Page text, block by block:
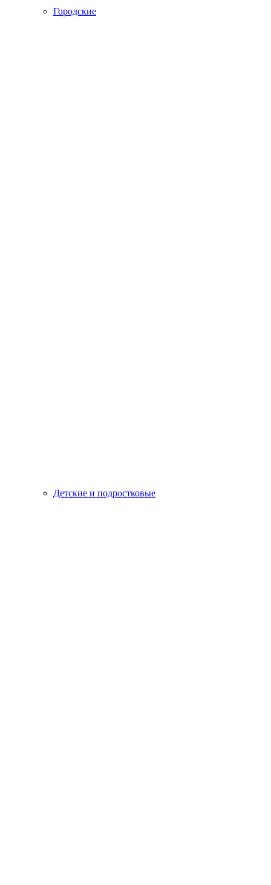
Городские
Детские и подростковые